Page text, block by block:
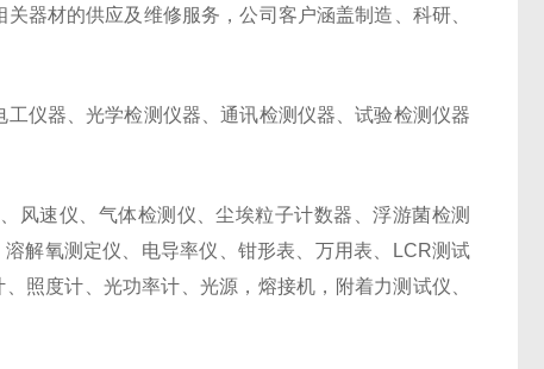
器材的供应及维修服务，公司客户涵盖制造、科研、
仪器、光学检测仪器、通讯检测仪器、试验检测仪器
风速仪、气体检测仪、尘埃粒子计数器、浮游菌检测
解氧测定仪、电导率仪、钳形表、万用表、LCR测试
照度计、光功率计、光源，熔接机，附着力测试仪、